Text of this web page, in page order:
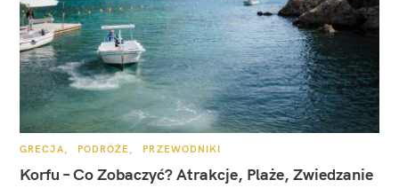
K
T
E
GRECJA PODRÓŻE PRZEWODNIKI
Korfu – Co Zobaczyć? Atrakcje, Plaże, Zwiedzanie